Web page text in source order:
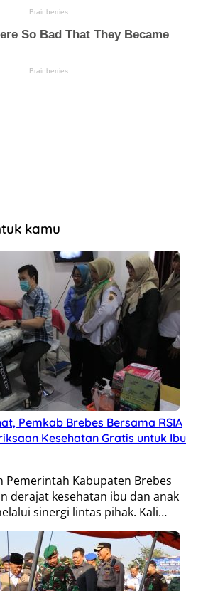
kamu
Pemkab Brebes Bersama RSIA
Kesehatan Gratis untuk Ibu
Pemerintah Kabupaten Brebes
derajat kesehatan ibu dan anak
sinergi lintas pihak. Kali…